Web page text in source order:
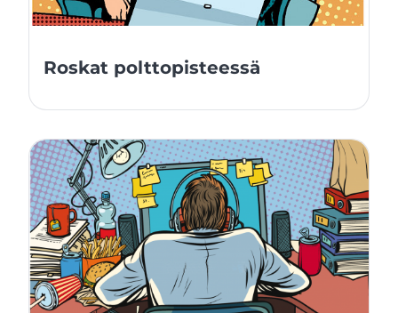
Roskat polttopisteessä